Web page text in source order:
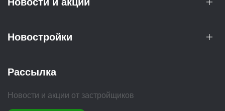
Новостройки
Рассылка
Новости и акции от застройщиков